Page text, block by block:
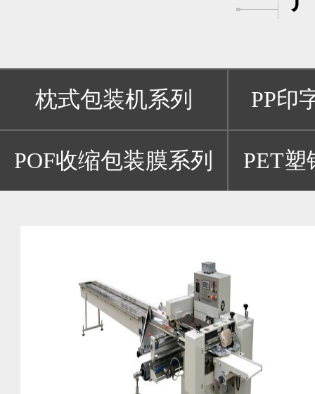
枕式包装机系列 PP印
POF收缩包装膜系列 PET